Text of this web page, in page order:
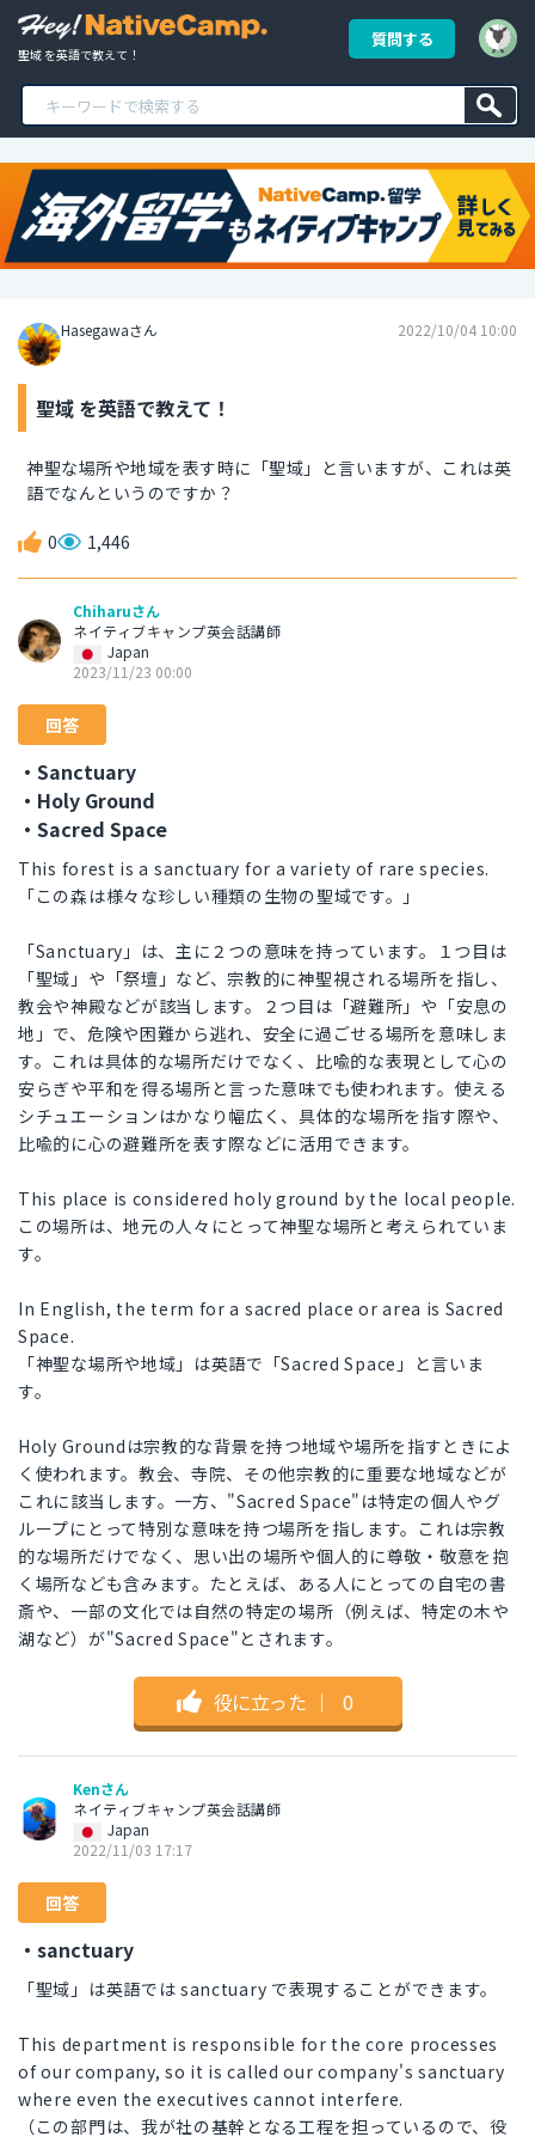
聖域 を英語で教えて！
質問する
Hasegawaさん 2022/10/04 10:00
聖域 を英語で教えて！
神聖な場所や地域を表す時に「聖域」と言いますが、これは英
語でなんというのですか？
0 1,446
Chiharuさん
ネイティブキャンプ英会話講師
Japan
2023/11/23 00:00
回答
・Sanctuary
・Holy Ground
・Sacred Space
This forest is a sanctuary for a variety of rare species.
「この森は様々な珍しい種類の生物の聖域です。」
「Sanctuary」は、主に２つの意味を持っています。１つ目は
「聖域」や「祭壇」など、宗教的に神聖視される場所を指し、
教会や神殿などが該当します。２つ目は「避難所」や「安息の
地」で、危険や困難から逃れ、安全に過ごせる場所を意味しま
す。これは具体的な場所だけでなく、比喩的な表現として心の
安らぎや平和を得る場所と言った意味でも使われます。使える
シチュエーションはかなり幅広く、具体的な場所を指す際や、
比喩的に心の避難所を表す際などに活用できます。
This place is considered holy ground by the local people.
この場所は、地元の人々にとって神聖な場所と考えられていま
す。
In English, the term for a sacred place or area is Sacred
Space.
「神聖な場所や地域」は英語で「Sacred Space」と言いま
す。
Holy Groundは宗教的な背景を持つ地域や場所を指すときによ
く使われます。教会、寺院、その他宗教的に重要な地域などが
これに該当します。一方、"Sacred Space"は特定の個人やグ
ループにとって特別な意味を持つ場所を指します。これは宗教
的な場所だけでなく、思い出の場所や個人的に尊敬・敬意を抱
く場所なども含みます。たとえば、ある人にとっての自宅の書
斎や、一部の文化では自然の特定の場所（例えば、特定の木や
湖など）が"Sacred Space"とされます。
役に立った ｜ 0
Kenさん
ネイティブキャンプ英会話講師
Japan
2022/11/03 17:17
回答
・sanctuary
「聖域」は英語では sanctuary で表現することができます。
This department is responsible for the core processes
of our company, so it is called our company's sanctuary
where even the executives cannot interfere.
（この部門は、我が社の基幹となる工程を担っているので、役